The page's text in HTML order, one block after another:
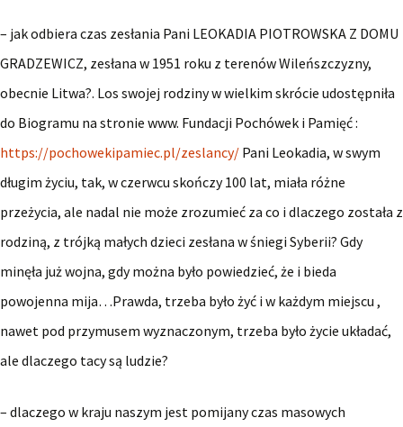
– jak odbiera czas zesłania Pani LEOKADIA PIOTROWSKA Z DOMU
GRADZEWICZ, zesłana w 1951 roku z terenów Wileńszczyzny,
obecnie Litwa?. Los swojej rodziny w wielkim skrócie udostępniła
do Biogramu na stronie www. Fundacji Pochówek i Pamięć :
https://pochowekipamiec.pl/zeslancy/ Pani Leokadia, w swym
długim życiu, tak, w czerwcu skończy 100 lat, miała różne
przeżycia, ale nadal nie może zrozumieć za co i dlaczego została z
rodziną, z trójką małych dzieci zesłana w śniegi Syberii? Gdy
minęła już wojna, gdy można było powiedzieć, że i bieda
powojenna mija…Prawda, trzeba było żyć i w każdym miejscu ,
nawet pod przymusem wyznaczonym, trzeba było życie układać,
ale dlaczego tacy są ludzie?
– dlaczego w kraju naszym jest pomijany czas masowych